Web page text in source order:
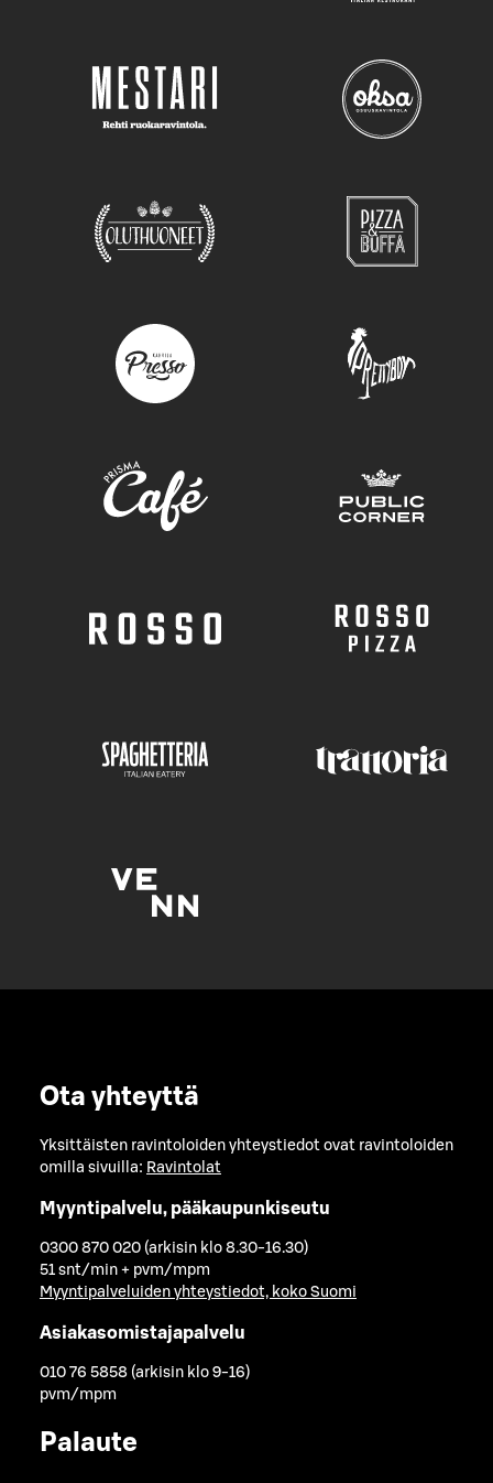
Ota yhteyttä
Yksittäisten ravintoloiden yhteystiedot ovat ravintoloiden
omilla sivuilla: Ravintolat
Myyntipalvelu, pääkaupunkiseutu
0300 870 020 (arkisin klo 8.30-16.30)
51 snt/min + pvm/mpm
Myyntipalveluiden yhteystiedot, koko Suomi
Asiakasomistajapalvelu
010 76 5858 (arkisin klo 9-16)
pvm/mpm
Palaute